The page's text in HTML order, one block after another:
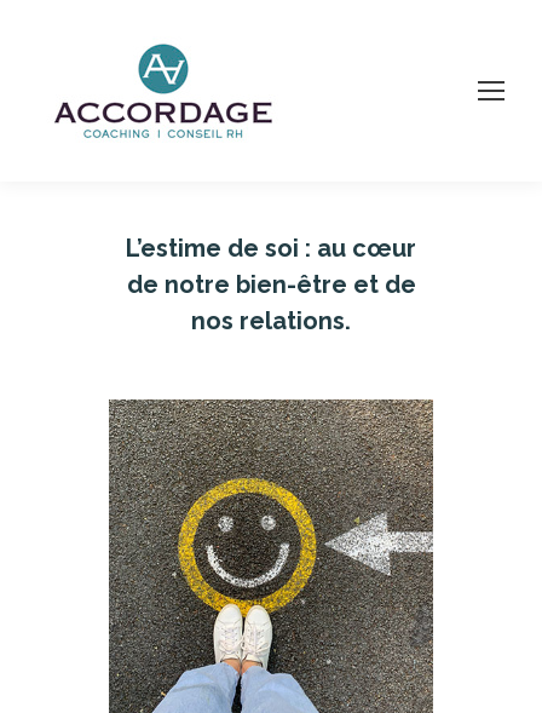
L’estime de soi : au cœur
de notre bien-être et de
nos relations.